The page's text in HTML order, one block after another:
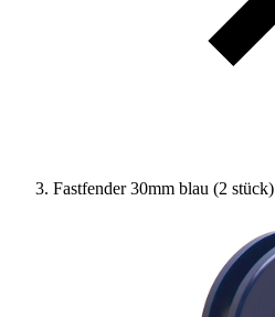
Fastfender 30mm blau (2 stück)